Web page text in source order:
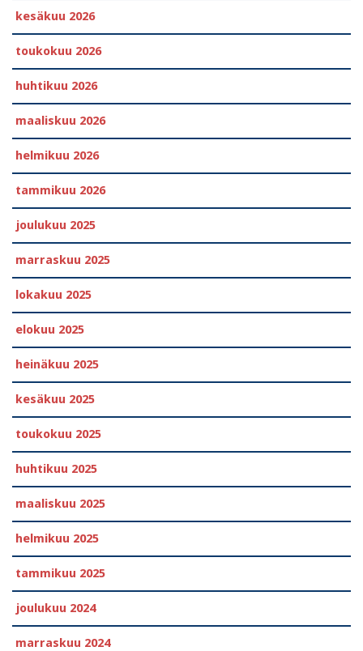
kesäkuu 2026
toukokuu 2026
huhtikuu 2026
maaliskuu 2026
helmikuu 2026
tammikuu 2026
joulukuu 2025
marraskuu 2025
lokakuu 2025
elokuu 2025
heinäkuu 2025
kesäkuu 2025
toukokuu 2025
huhtikuu 2025
maaliskuu 2025
helmikuu 2025
tammikuu 2025
joulukuu 2024
marraskuu 2024